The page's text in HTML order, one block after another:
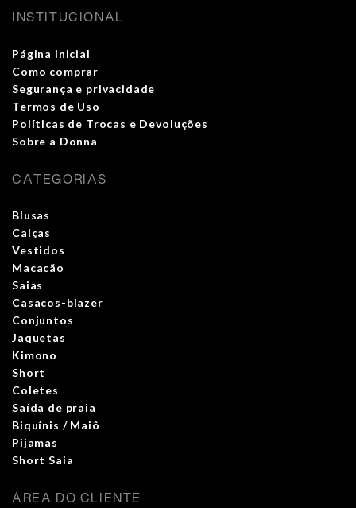
INSTITUCIONAL
Página inicial
Como comprar
Segurança e privacidade
Termos de Uso
Políticas de Trocas e Devoluções
Sobre a Donna
CATEGORIAS
Blusas
Calças
Vestidos
Macacão
Saias
Casacos-blazer
Conjuntos
Jaquetas
Kimono
Short
Coletes
Saída de praia
Biquínis / Maiô
Pijamas
Short Saia
ÁREA DO CLIENTE